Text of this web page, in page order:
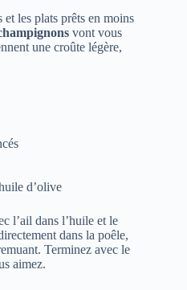
les plats prêts en moins
vont vous
une croûte légère,
d’olive
l’ail dans l’huile et le
dans la poêle,
Terminez avec le
aimez.